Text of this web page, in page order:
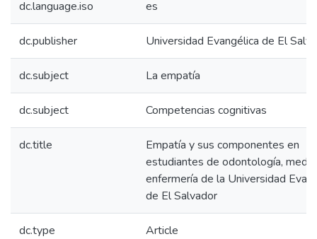
dc.language.iso es
dc.publisher Universidad Evangélica de El
dc.subject La empatía
dc.subject Competencias cognitivas
dc.title
Empatía y sus componentes en
estudiantes de odontología,
enfermería de la Universidad
de El Salvador
dc.type Article